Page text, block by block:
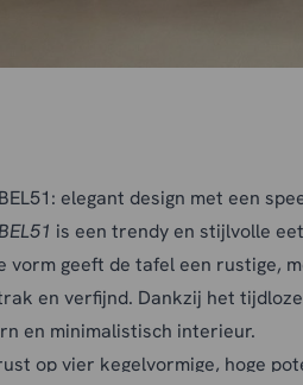
elegant design met een
is een trendy en stijlvolle
vorm geeft de tafel een rustige,
en verfijnd. Dankzij het
en minimalistisch interieur.
op vier kegelvormige, hoge